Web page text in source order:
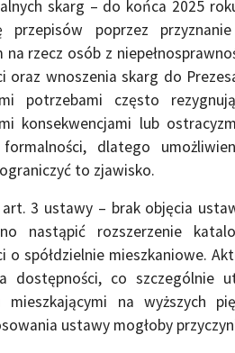
skarg – do końca 2025
przepisów poprzez
na rzecz osób z
oraz wnoszenia skarg do
potrzebami często
konsekwencjami lub
formalności, dlatego
to zjawisko.
3 ustawy – brak objęcia
nastąpić rozszerzenie
o spółdzielnie mieszkaniowe.
dostępności, co szczególnie
mieszkającymi na wyższych
ustawy mogłoby